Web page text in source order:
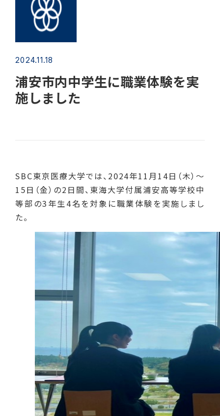
2024.11.18
浦安市内中学生に職業体験を実
施しました
SBC東京医療大学では、2024年11月14日（木）～
15日（金）の2日間、東海大学付属浦安高等学校中
等部の3年生4名を対象に職業体験を実施しまし
た。